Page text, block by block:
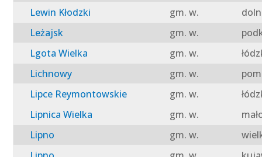
Lewin Kłodzki
gm. w.
Leżajsk
gm. w.
Lgota Wielka
gm. w.
Lichnowy
gm. w.
Lipce Reymontowskie
gm. w.
Lipnica Wielka
gm. w.
Lipno
gm. w.